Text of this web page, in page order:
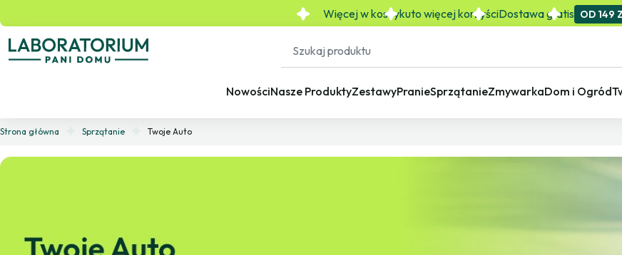
Więcej w koszykuto więcej korzyściDostawa gratis OD 149
NowościNasze ProduktyZestawyPranieSprzątanieZmywarkaDom i Ogród
Strona główna Sprzątanie Twoje Auto